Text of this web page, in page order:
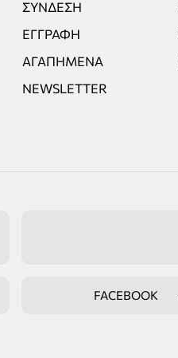
ΣΎΝΔΕΣΗ
ΕΓΓΡΑΦΉ
ΑΓΑΠΗΜΈΝΑ
NEWSLETTER
FACEBOOK